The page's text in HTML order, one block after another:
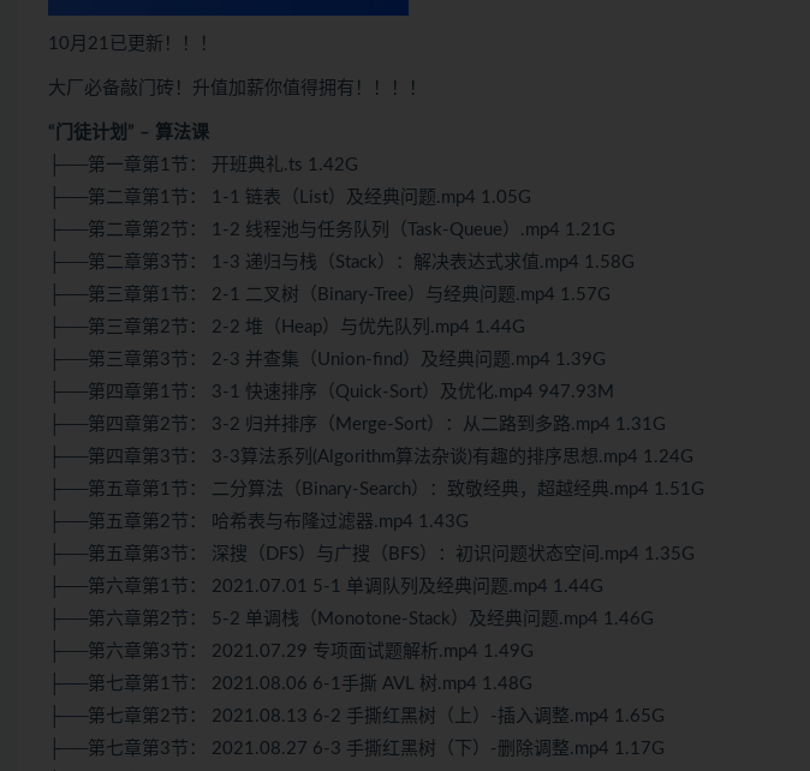
10月21已更新！！！
大厂必备敲门砖！升值加薪你值得拥有！！！！
“门徒计划” – 算法课
├──第一章第1节： 开班典礼.ts 1.42G
├──第二章第1节： 1-1 链表（List）及经典问题.mp4 1.05G
├──第二章第2节： 1-2 线程池与任务队列（Task-Queue）.mp4 1.21G
├──第二章第3节： 1-3 递归与栈（Stack）：解决表达式求值.mp4 1.58G
├──第三章第1节： 2-1 二叉树（Binary-Tree）与经典问题.mp4 1.57G
├──第三章第2节： 2-2 堆（Heap）与优先队列.mp4 1.44G
├──第三章第3节： 2-3 并查集（Union-find）及经典问题.mp4 1.39G
├──第四章第1节： 3-1 快速排序（Quick-Sort）及优化.mp4 947.93M
├──第四章第2节： 3-2 归并排序（Merge-Sort）：从二路到多路.mp4 1.31G
├──第四章第3节： 3-3算法系列(Algorithm算法杂谈)有趣的排序思想.mp4 1.24G
├──第五章第1节： 二分算法（Binary-Search）：致敬经典，超越经典.mp4 1.51G
├──第五章第2节： 哈希表与布隆过滤器.mp4 1.43G
├──第五章第3节： 深搜（DFS）与广搜（BFS）：初识问题状态空间.mp4 1.35G
├──第六章第1节： 2021.07.01 5-1 单调队列及经典问题.mp4 1.44G
├──第六章第2节： 5-2 单调栈（Monotone-Stack）及经典问题.mp4 1.46G
├──第六章第3节： 2021.07.29 专项面试题解析.mp4 1.49G
├──第七章第1节： 2021.08.06 6-1手撕 AVL 树.mp4 1.48G
├──第七章第2节： 2021.08.13 6-2 手撕红黑树（上）-插入调整.mp4 1.65G
├──第七章第3节： 2021.08.27 6-3 手撕红黑树（下）-删除调整.mp4 1.17G